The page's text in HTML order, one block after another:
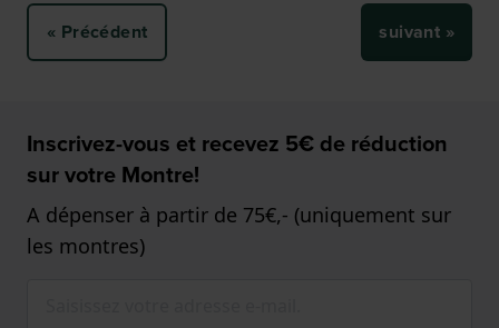
« Précédent suivant »
Inscrivez-vous et recevez 5€ de réduction
sur votre Montre!
A dépenser à partir de 75€,- (uniquement sur
les montres)